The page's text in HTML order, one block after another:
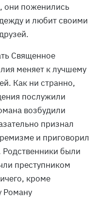
они поженились
и любит своими
Священное
меняет к лучшему
Как ни странно,
послужили
возбудили
признал
и приговорил
были
преступником
кроме
Роману